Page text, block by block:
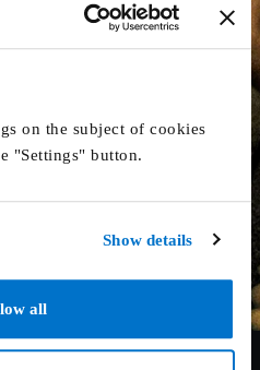
on the subject of cookies
"Settings" button.
Show details
all
112 min Drame